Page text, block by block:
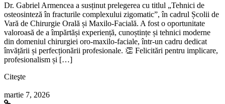
Dr. Gabriel Armencea a susținut prelegerea cu titlul „Tehnici de
osteosinteză în fracturile complexului zigomatic”, în cadrul Școlii de
Vară de Chirurgie Orală și Maxilo-Facială. A fost o oportunitate
valoroasă de a împărtăși experiență, cunoștințe și tehnici moderne
din domeniul chirurgiei oro-maxilo-faciale, într-un cadru dedicat
învățării și perfecționării profesionale. 👏 Felicitări pentru implicare,
profesionalism și […]
Citeşte
martie 7, 2026